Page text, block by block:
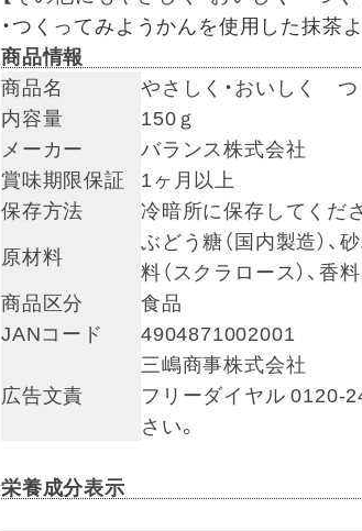
・つくってみようかんを使用した抹茶
商品情報
商品名
やさしく・おいしく
内容量
150ｇ
メーカー
バランス株式会社
賞味期限保証
1ヶ月以上
保存方法
冷暗所に保存してくだ
原材料
ぶどう糖（国内製造）、
料（スクラロース）、香料
商品区分
食品
JANコード
4904871002001
広告文責
三嶋商事株式会社
フリーダイヤル
さい。
栄養成分表示